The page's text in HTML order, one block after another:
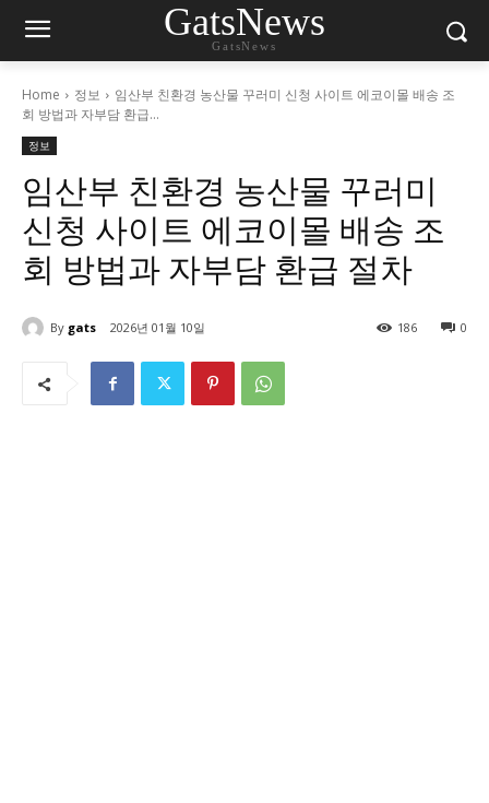
GatsNews
GatsNews
Home 정보
임산부 친환경 농산물 꾸러미 신청 사이트 에코이몰 배송 조
회 방법과 자부담 환급...
정보
임산부 친환경 농산물 꾸러미
신청 사이트 에코이몰 배송 조
회 방법과 자부담 환급 절차
By gats 2026년 01월 10일 0
186